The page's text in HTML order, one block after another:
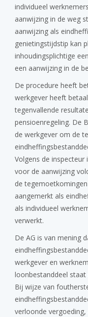
individueel
aanwijzing in de weg
aanwijzing als
genietingstijdstip kan
inhoudingsplichtige
een aanwijzing in de
De procedure heeft
werkgever heeft
tegenvallende
pensioenregeling. De
de werkgever om de
Volgens de
voor de aanwijzing
de
aangemerkt als
als individueel
verwerkt.
De AG is van mening
werkgever en
loonbestanddeel staat
Bij wijze van
verloonde